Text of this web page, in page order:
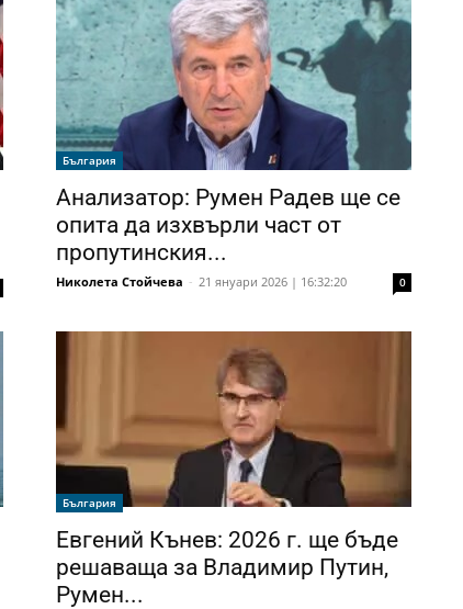
България
Анализатор: Румен Радев ще се
опита да изхвърли част от
пропутинския...
Николета Стойчева - 21 януари 2026 | 16:32:20 0
България
Евгений Кънев: 2026 г. ще бъде
решаваща за Владимир Путин,
Румен...